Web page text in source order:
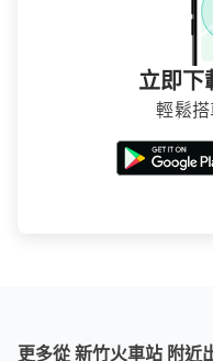
立即
輕鬆搭
更多從 新竹火車站 附近